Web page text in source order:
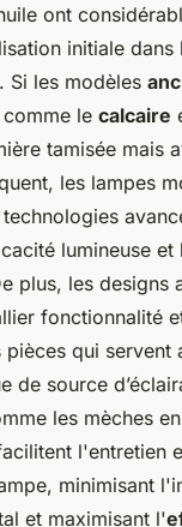
ont
initiale dans
Si les modèles
le calcaire
tamisée mais
les lampes
lumineuse et
plus, les designs
fonctionnalité
qui servent
de source
les mèches
l'entretien
minimisant
et maximisant l'